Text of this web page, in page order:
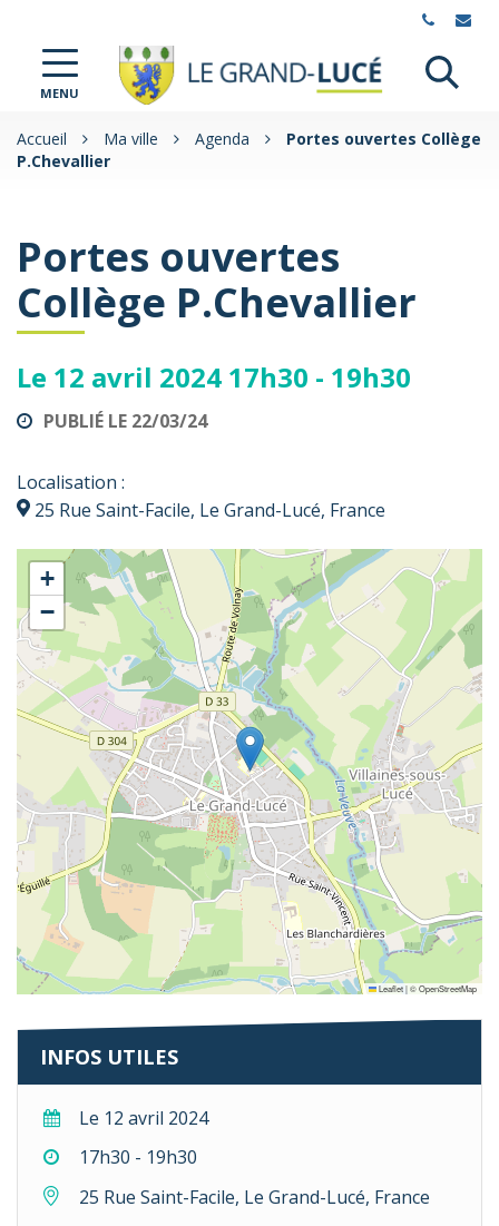
MENU
Le
Grand-
Lucé
la
Accueil Ma ville Agenda
Portes ouvertes Collège
P.Chevallier
Portes ouvertes
Collège P.Chevallier
Le 12 avril 2024 17h30 - 19h30
PUBLIÉ LE 22/03/24
Localisation :
25 Rue Saint-Facile, Le Grand-Lucé, France
+
−
Leaflet|©OpenStreetMap
INFOS UTILES
Le 12 avril 2024
17h30 - 19h30
25 Rue Saint-Facile, Le Grand-Lucé, France